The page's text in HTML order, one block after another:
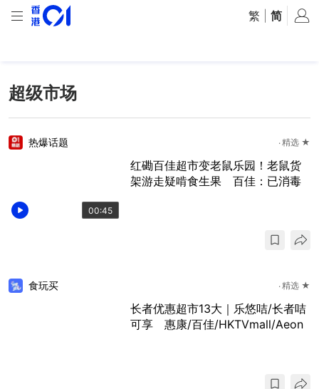
繁 简
超级市场
00:45
热爆话题 精选 ★
红磡百佳超市变老鼠乐园！老鼠货
架游走疑啃食生果 百佳：已消毒
食玩买 精选 ★
长者优惠超市13大｜乐悠咭/长者咭
可享 惠康/百佳/HKTVmall/Aeon